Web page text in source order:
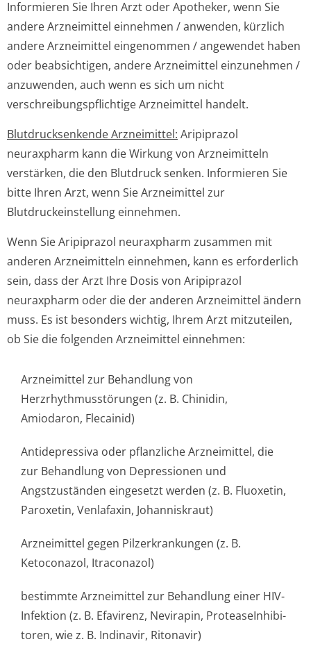
Informieren Sie Ihren Arzt oder Apotheker, wenn Sie
andere Arzneimittel einnehmen / anwenden, kürzlich
andere Arzneimittel eingenommen / angewendet haben
oder beabsichtigen, andere Arzneimittel einzunehmen /
anzuwenden, auch wenn es sich um nicht
verschreibungspflichti­ge Arzneimittel handelt.
Blutdrucksenkende Arzneimittel: Aripiprazol
neuraxpharm kann die Wirkung von Arzneimitteln
verstärken, die den Blutdruck senken. Informieren Sie
bitte Ihren Arzt, wenn Sie Arzneimittel zur
Blutdruckeinste­llung einnehmen.
Wenn Sie Aripiprazol neuraxpharm zusammen mit
anderen Arzneimitteln einnehmen, kann es erforderlich
sein, dass der Arzt Ihre Dosis von Aripiprazol
neuraxpharm oder die der anderen Arzneimittel ändern
muss. Es ist besonders wichtig, Ihrem Arzt mitzuteilen,
ob Sie die folgenden Arzneimittel einnehmen:
Arzneimittel zur Behandlung von
Herzrhythmusstörun­gen (z. B. Chinidin,
Amiodaron, Flecainid)
Antidepressiva oder pflanzliche Arzneimittel, die
zur Behandlung von Depressionen und
Angstzuständen eingesetzt werden (z. B. Fluoxetin,
Paroxetin, Venlafaxin, Johanniskraut)
Arzneimittel gegen Pilzerkrankungen (z. B.
Ketoconazol, Itraconazol)
bestimmte Arzneimittel zur Behandlung einer HIV-
Infektion (z. B. Efavirenz, Nevirapin, ProteaseInhibi­
toren, wie z. B. Indinavir, Ritonavir)